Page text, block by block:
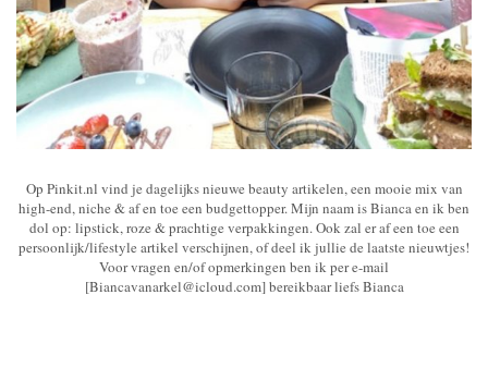
Op Pinkit.nl vind je dagelijks nieuwe beauty artikelen, een mooie mix van
high-end, niche & af en toe een budgettopper. Mijn naam is Bianca en ik ben
dol op: lipstick, roze & prachtige verpakkingen. Ook zal er af een toe een
persoonlijk/lifestyle artikel verschijnen, of deel ik jullie de laatste nieuwtjes!
Voor vragen en/of opmerkingen ben ik per e-mail
[Biancavanarkel@icloud.com] bereikbaar liefs Bianca